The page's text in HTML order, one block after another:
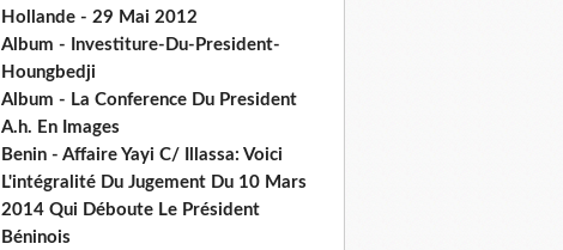
Hollande - 29 Mai 2012
Album - Investiture-Du-President-
Houngbedji
Album - La Conference Du President
A.h. En Images
Benin - Affaire Yayi C/ Illassa: Voici
L'intégralité Du Jugement Du 10 Mars
2014 Qui Déboute Le Président
Béninois